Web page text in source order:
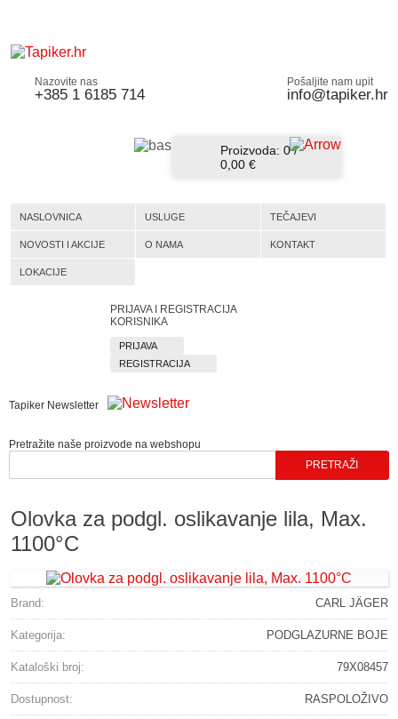
Nazovite nas
+385 1 6185 714
Pošaljite nam upit
info@tapiker.hr
Proizvoda: 0/
0,00 €
NASLOVNICA USLUGE TEČAJEVI
NOVOSTI I AKCIJE O NAMA KONTAKT
LOKACIJE
PRIJAVA I REGISTRACIJA
KORISNIKA
PRIJAVA
REGISTRACIJA
Tapiker Newsletter
Pretražite naše proizvode na webshopu
Olovka za podgl. oslikavanje lila, Max.
1100°C
Brand: CARL JÄGER
Kategorija: PODGLAZURNE BOJE
Kataloški broj: 79X08457
Dostupnost: RASPOLOŽIVO